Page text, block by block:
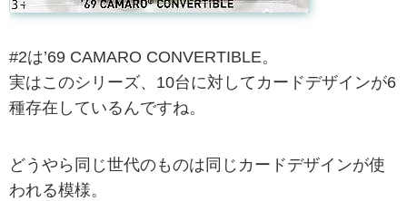
#2は’69 CAMARO CONVERTIBLE。
実はこのシリーズ、10台に対してカードデザインが6
種存在しているんですね。
どうやら同じ世代のものは同じカードデザインが使
われる模様。